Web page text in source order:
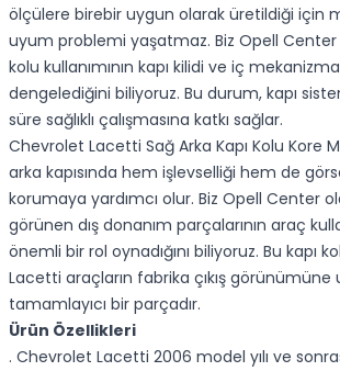
ölçülere birebir uygun olarak üretildiği için
uyum problemi yaşatmaz. Biz Opell Center
kolu kullanımının kapı kilidi ve iç
dengelediğini biliyoruz. Bu durum, kapı
süre sağlıklı çalışmasına katkı sağlar.
Chevrolet Lacetti Sağ Arka Kapı Kolu Kore
arka kapısında hem işlevselliği hem de
korumaya yardımcı olur. Biz Opell Center
görünen dış donanım parçalarının araç
önemli bir rol oynadığını biliyoruz. Bu kapı
Lacetti araçların fabrika çıkış
tamamlayıcı bir parçadır.
Ürün Özellikleri
. Chevrolet Lacetti 2006 model yılı ve